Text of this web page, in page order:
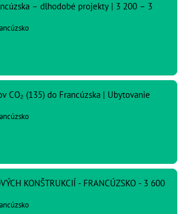
– dlhodobé projekty | 3 200 – 3
CO₂ (135) do Francúzska | Ubytovanie
KONŠTRUKCIÍ - FRANCÚZSKO - 3 600